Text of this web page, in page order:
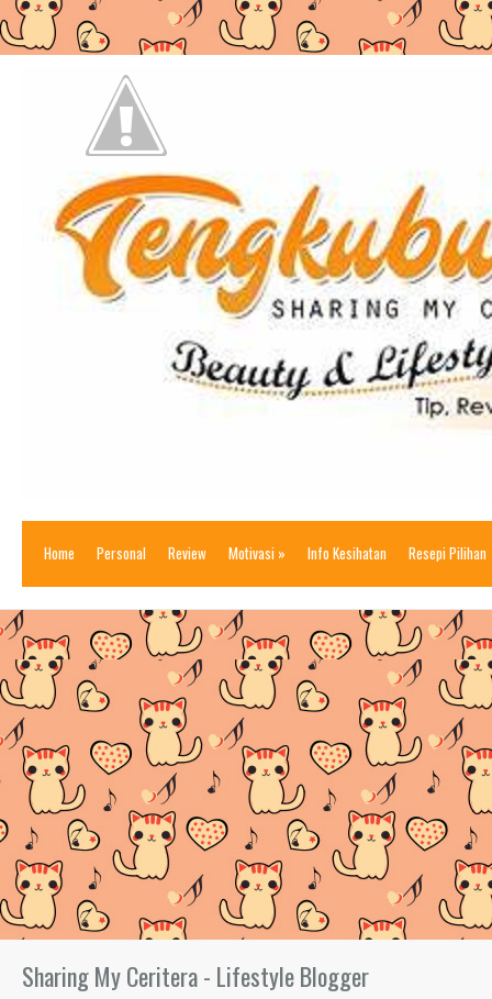
Home Personal Review Motivasi » Info Kesihatan Resepi Pilihan
Sharing My Ceritera - Lifestyle Blogger